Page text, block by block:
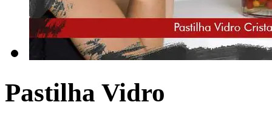
Pastilha Vidro